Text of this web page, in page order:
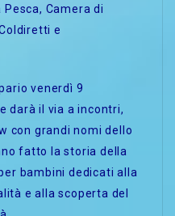
Camera di
e
venerdì 9
darà il via a incontri,
con grandi nomi dello
fatto la storia della
bambini dedicati alla
e alla scoperta del